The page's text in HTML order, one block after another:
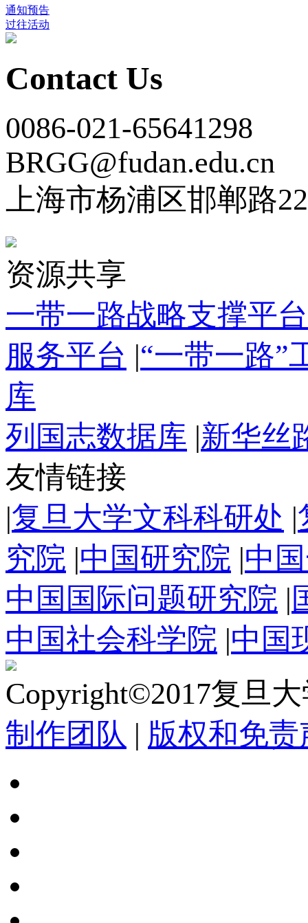
通知预告
过往活动
Contact Us
0086-021-65641298
BRGG@fudan.edu.cn
上海市杨浦区邯郸路
资源共享
一带一路战略支撑平台
服务平台 |“一带一路”
库
列国志数据库 |新华丝
友情链接
|复旦大学文科科研处 |
究院 |中国研究院 |中
中国国际问题研究院 |
中国社会科学院 |中国
Copyright©2017复旦
制作团队 | 版权和免责